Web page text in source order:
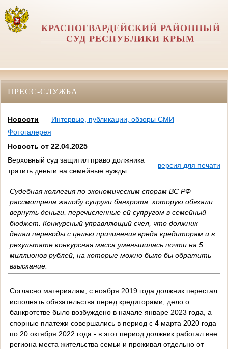
КРАСНОГВАРДЕЙСКИЙ РАЙОННЫЙ
СУД РЕСПУБЛИКИ КРЫМ
ПРЕСС-СЛУЖБА
Новости
Интервью, публикации, обзоры СМИ
Фотогалерея
Новость от 22.04.2025
Верховный суд защитил право должника
тратить деньги на семейные нужды
версия для печати
Судебная коллегия по экономическим спорам ВС РФ
рассмотрела жалобу супруги банкрота, которую обязали
вернуть деньги, перечисленные ей супругом в семейный
бюджет. Конкурсный управляющий счел, что должник
делал переводы с целью причинения вреда кредиторам и в
результате конкурсная масса уменьшилась почти на 5
миллионов рублей, на которые можно было бы обратить
взыскание.
Согласно материалам, с ноября 2019 года должник перестал
исполнять обязательства перед кредиторами, дело о
банкротстве было возбуждено в начале январе 2023 года, а
спорные платежи совершались в период с 4 марта 2020 года
по 20 октября 2022 года - в этот период должник работал вне
региона места жительства семьи и проживал отдельно от